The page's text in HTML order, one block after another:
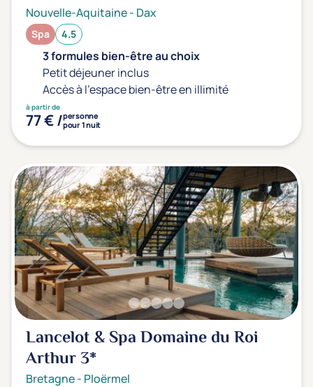
Nouvelle-Aquitaine- Dax
Spa 4.5
3 formules bien-être au choix
Petit déjeuner inclus
Accès à l'espace bien-être en illimité
à partir de
77 € /personne
pour 1 nuit
Lancelot & Spa Domaine du Roi
Arthur3*
Bretagne- Ploërmel